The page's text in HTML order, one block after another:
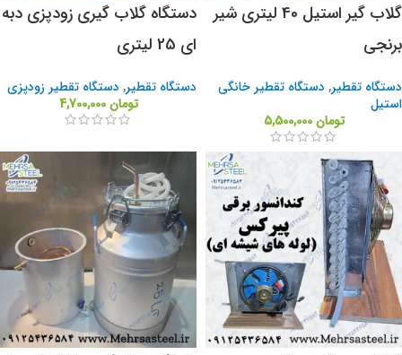
گلاب گیر استیل 40 لیتری شیر
برنجی
دستگاه تقطیر, دستگاه تقطیر خانگی
استیل
تومان5,500,000
دستگاه گلاب گیری زودپزی دبه
ای 25 لیتری
دستگاه تقطیر, دستگاه تقطیر زودپزی
تومان4,700,000